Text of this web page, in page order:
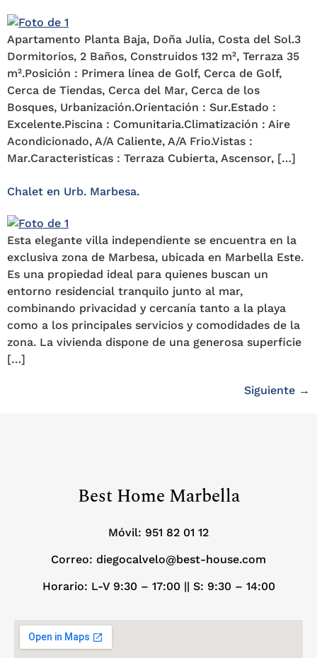
Apartamento Planta Baja, Doña Julia, Costa del Sol.3
Dormitorios, 2 Baños, Construidos 132 m², Terraza 35
m².Posición : Primera línea de Golf, Cerca de Golf,
Cerca de Tiendas, Cerca del Mar, Cerca de los
Bosques, Urbanización.Orientación : Sur.Estado :
Excelente.Piscina : Comunitaria.Climatización : Aire
Acondicionado, A/A Caliente, A/A Frio.Vistas :
Mar.Caracteristicas ‌: ‌Terraza ‌Cubierta, ‌Ascensor, […]
Chalet en Urb. Marbesa.
Esta elegante villa independiente se encuentra en la
exclusiva zona de Marbesa, ubicada en Marbella Este.
Es una propiedad ideal para quienes buscan un
entorno residencial tranquilo junto al mar,
combinando privacidad y cercanía tanto a la playa
como a los principales servicios y comodidades de la
zona. La vivienda dispone de una generosa superficie
[…]
Siguiente →
Best Home Marbella
Móvil: 951 82 01 12
Correo: diegocalvelo@best-house.com
Horario: L-V 9:30 – 17:00 || S: 9:30 – 14:00